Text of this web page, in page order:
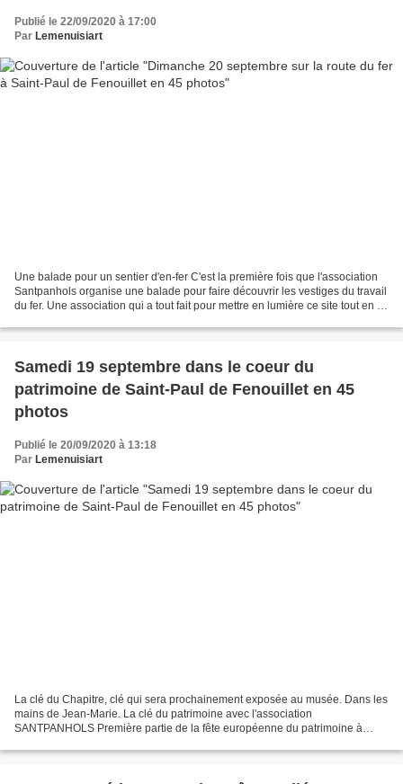
Publié le 22/09/2020 à 17:00
Par Lemenuisiart
Une balade pour un sentier d'en-fer C'est la première fois que l'association
Santpanhols organise une balade pour faire découvrir les vestiges du travail
du fer. Une association qui a tout fait pour mettre en lumière ce site tout en le
Samedi 19 septembre dans le coeur du
patrimoine de Saint-Paul de Fenouillet en 45
photos
Publié le 20/09/2020 à 13:18
Par Lemenuisiart
La clé du Chapitre, clé qui sera prochainement exposée au musée. Dans les
mains de Jean-Marie. La clé du patrimoine avec l'association
SANTPANHOLS Première partie de la fête européenne du patrimoine à